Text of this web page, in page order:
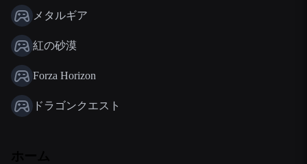
メタルギア
紅の砂漠
Forza Horizon
ドラゴンクエスト